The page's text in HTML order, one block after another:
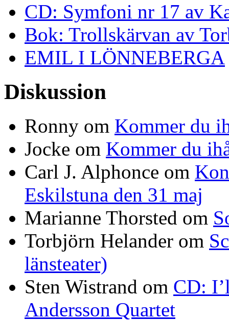
CD: Symfoni nr 17 av
Bok: Trollskärvan av
EMIL I LÖNNEBERGA
Diskussion
Ronny om Kommer du
Jocke om Kommer du
Carl J. Alphonce om
Eskilstuna den 31 maj
Marianne Thorsted om
Torbjörn Helander om
länsteater)
Sten Wistrand om CD:
Andersson Quartet